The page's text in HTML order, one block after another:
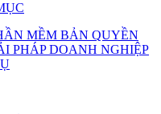
MỀM BẢN QUYỀN
PHÁP DOANH NGHIỆP